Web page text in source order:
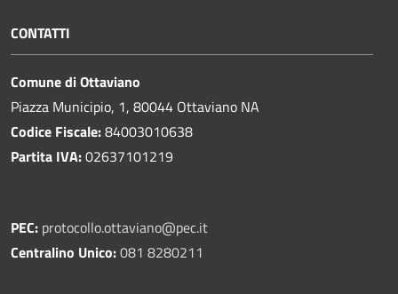
CONTATTI
Comune di Ottaviano
Piazza Municipio, 1, 80044 Ottaviano NA
Codice Fiscale:84003010638
Partita IVA:02637101219
PEC: protocollo.ottaviano@pec.it
Centralino Unico:081 8280211